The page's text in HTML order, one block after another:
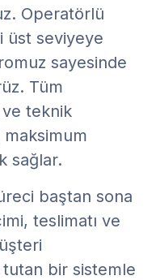
Operatörlü
üst seviyeye
sayesinde
Tüm
teknik
sağlar.
baştan sona
teslimatı ve
bir sistemle